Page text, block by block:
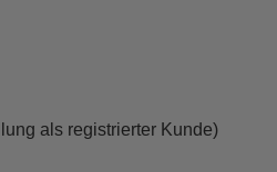
als registrierter Kunde)